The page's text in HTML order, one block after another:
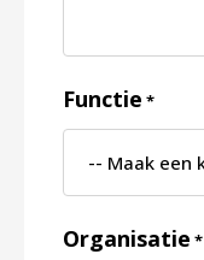
Functie *
Organisatie *